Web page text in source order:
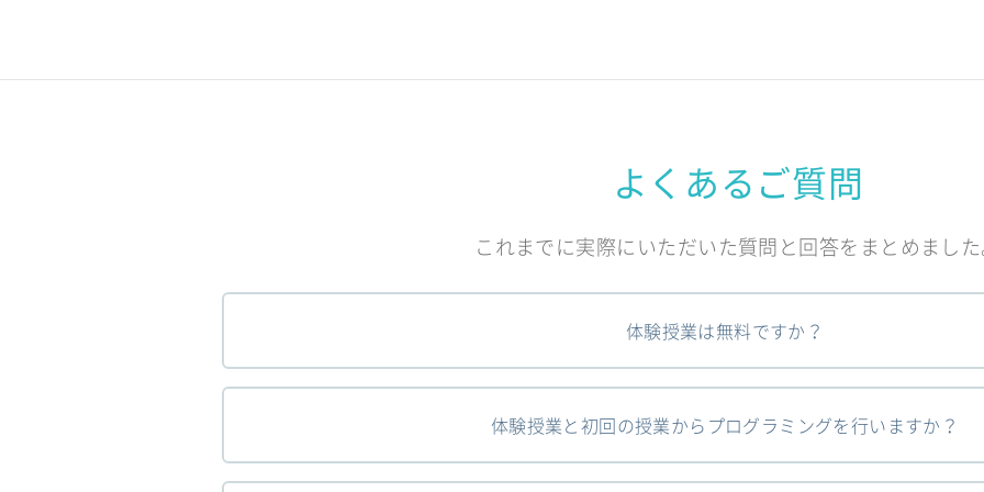
よくあるご質問
これまでに実際にいただいた質問と回答をまとめまし
体験授業は無料ですか？
体験授業と初回の授業からプログラミングを行いますか？